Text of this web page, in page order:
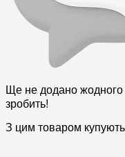
Ще не додано жодного
зробить!
З цим товаром купують